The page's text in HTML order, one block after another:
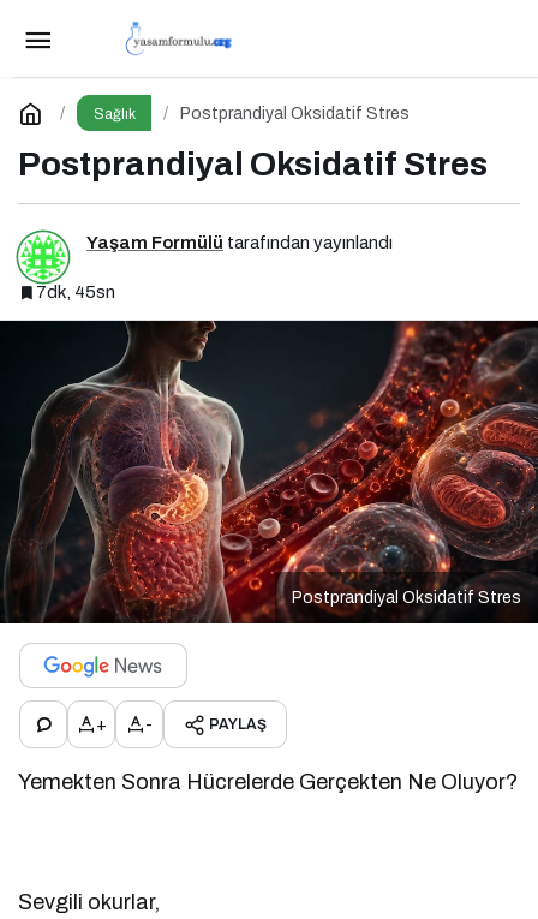
Sağlık Postprandiyal Oksidatif Stres
Postprandiyal Oksidatif Stres
Yaşam Formülü tarafından yayınlandı
7dk, 45sn
Postprandiyal Oksidatif Stres
+ - PAYLAŞ
Yemekten Sonra Hücrelerde Gerçekten Ne Oluyor?
Sevgili okurlar,
Postprandiyal Oksidatif Stres
Yorum Yap